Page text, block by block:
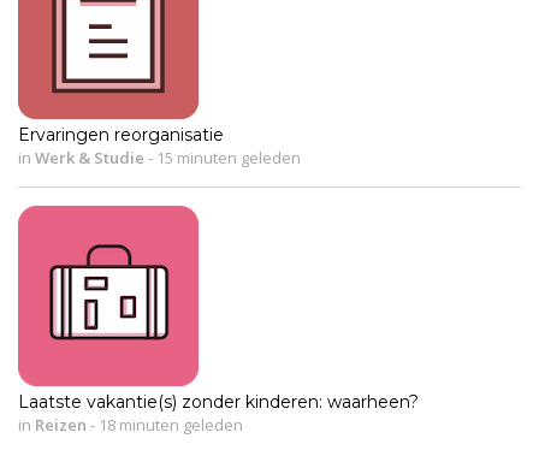
Ervaringen reorganisatie
in Werk & Studie - 15 minuten geleden
Laatste vakantie(s) zonder kinderen: waarheen?
in Reizen - 18 minuten geleden